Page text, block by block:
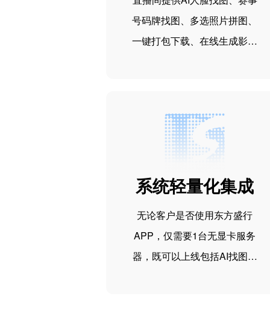
号码牌找图、多选照片拼图、
一键打包下载、在线生成影集
自发传播，为活动增加热度。
系统轻量化集成
无论客户是否使用东方盛行
APP，仅需要1台无显卡服务
器，既可以上线包括AI找图能